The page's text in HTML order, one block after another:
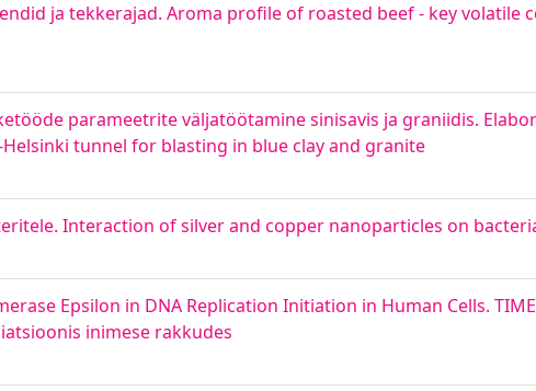
ja tekkerajad. Aroma profile of roasted beef - key volatile
parameetrite väljatöötamine sinisavis ja graniidis.
tunnel for blasting in blue clay and granite
Interaction of silver and copper nanoparticles on
Epsilon in DNA Replication Initiation in Human Cells.
inimese rakkudes